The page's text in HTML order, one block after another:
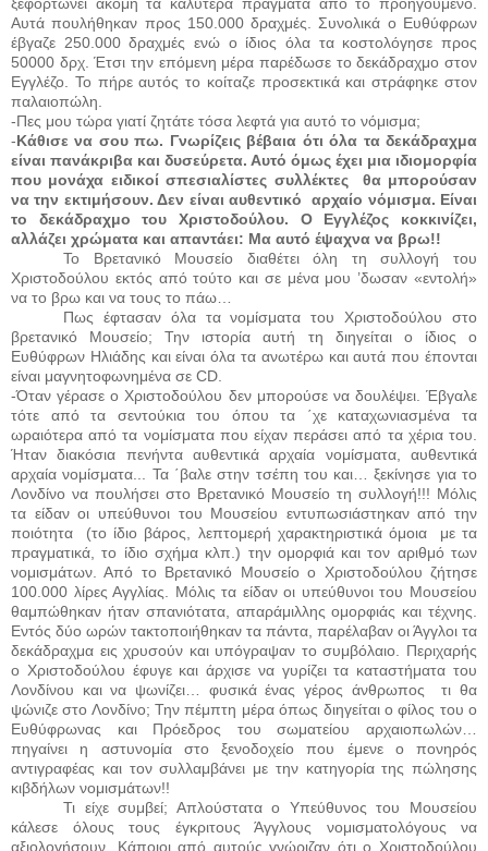
Αυτά πουλήθηκαν προς 150.000 δραχμές. Συνολικά ο Ευθύφρων
έβγαζε 250.000 δραχμές ενώ ο ίδιος όλα τα κοστολόγησε προς
50000 δρχ. Έτσι την επόμενη μέρα παρέδωσε το δεκάδραχμο στον
Εγγλέζο. Το πήρε αυτός το κοίταζε προσεκτικά και στράφηκε στον
παλαιοπώλη.
-Πες μου τώρα γιατί ζητάτε τόσα λεφτά για αυτό το νόμισμα;
-Κάθισε να σου πω. Γνωρίζεις βέβαια ότι όλα τα δεκάδραχμα
είναι πανάκριβα και δυσεύρετα. Αυτό όμως έχει μια ιδιομορφία
που μονάχα ειδικοί σπεσιαλίστες συλλέκτες
θα μπορούσαν
να την εκτιμήσουν. Δεν είναι αυθεντικό
αρχαίο νόμισμα. Είναι
το δεκάδραχμο του Χριστοδούλου. Ο Εγγλέζος κοκκινίζει,
αλλάζει χρώματα και απαντάει: Μα αυτό έψαχνα να βρω!!
Το Βρετανικό Μουσείο διαθέτει όλη τη συλλογή του
Χριστοδούλου εκτός από τούτο και σε μένα μου ’δωσαν «εντολή»
να το βρω και να τους το πάω…
Πως έφτασαν όλα τα νομίσματα του Χριστοδούλου στο
βρετανικό Μουσείο; Την ιστορία αυτή τη διηγείται ο ίδιος ο
Ευθύφρων Ηλιάδης και είναι όλα τα ανωτέρω και αυτά που έπονται
είναι μαγνητοφωνημένα σε CD
-Όταν γέρασε ο Χριστοδούλου δεν μπορούσε να δουλέψει. Έβγαλε
τότε από τα σεντούκια του όπου τα ΄χε καταχωνιασμένα τα
ωραιότερα από τα νομίσματα που είχαν περάσει από τα χέρια του.
Ήταν διακόσια πενήντα αυθεντικά αρχαία νομίσματα, αυθεντικά
αρχαία νομίσματα... Τα ΄βαλε στην τσέπη του και… ξεκίνησε για το
Λονδίνο να πουλήσει στο Βρετανικό Μουσείο τη συλλογή!!! Μόλις
τα είδαν οι υπεύθυνοι του Μουσείου εντυπωσιάστηκαν από την
ποιότητα
(το ίδιο βάρος, λεπτομερή χαρακτηριστικά όμοια
με τα
πραγματικά, το ίδιο σχήμα κλπ.) την ομορφιά και τον αριθμό των
νομισμάτων. Από το Βρετανικό Μουσείο ο Χριστοδούλου ζήτησε
100.000 λίρες Αγγλίας. Μόλις τα είδαν οι υπεύθυνοι του Μουσείου
θαμπώθηκαν ήταν σπανιότατα, απαράμιλλης ομορφιάς και τέχνης.
Εντός δύο ωρών τακτοποιήθηκαν τα πάντα, παρέλαβαν οι Άγγλοι τα
δεκάδραχμα εις χρυσούν και υπόγραψαν το συμβόλαιο. Περιχαρής
ο Χριστοδούλου έφυγε και άρχισε να γυρίζει τα καταστήματα του
Λονδίνου και να ψωνίζει… φυσικά ένας γέρος άνθρωπος
τι θα
ψώνιζε στο Λονδίνο; Την πέμπτη μέρα όπως διηγείται ο φίλος του ο
Ευθύφρωνας και Πρόεδρος του σωματείου αρχαιοπωλών…
πηγαίνει η αστυνομία στο ξενοδοχείο που έμενε ο πονηρός
αντιγραφέας και τον συλλαμβάνει με την κατηγορία της πώλησης
κιβδήλων νομισμάτων!!
Τι είχε συμβεί; Απλούστατα ο Υπεύθυνος του Μουσείου
κάλεσε όλους τους έγκριτους Άγγλους νομισματολόγους να
αξιολογήσουν. Κάποιοι από αυτούς γνώριζαν ότι ο Χριστοδούλου